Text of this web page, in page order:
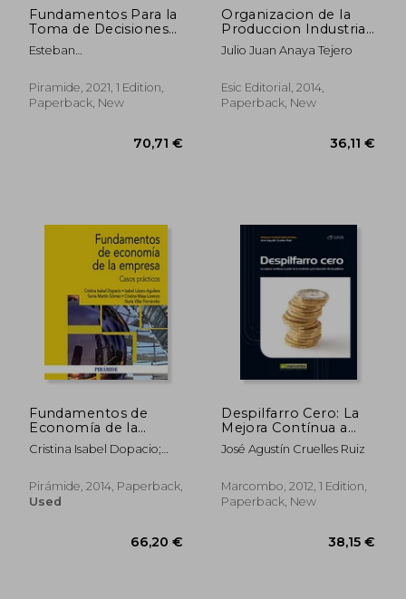
Fundamentos Para la
Toma de Decisiones
Estratégicas de la
Empresa (in Spanish)
Esteban
S&Aacute;Nchez; Marisa
Ram&Iacute;Rez
Ales&Oacute;N
Piramide, 2021, 1 Edition,
Paperback, New
70,71 €
Organizacion de la
Produccion Industrial.
Un Enfoque de
Gestion Operativa en
Julio Juan Anaya Tejero
Esic Editorial, 2014,
Paperback, New
Fundamentos de
Economía de la
Empresa: Casos
Prácticos (in Spanish)
Cristina Isabel Dopacio;
Sonia Martín Gómez;
Cristina Masa Lorenzo;
Nuria Pilar Villar Fernández
Pirámide, 2014, Paperback,
Used
Despilfarro Cero: La
Mejora Contínua a
Partir de la Medición y
la Reducción del
Spanish)
José Agustín Cruelles Ruiz
Marcombo, 2012, 1 Edition,
Paperback, New